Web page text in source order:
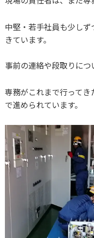
中堅・若手社員も少し
きています。
事前の連絡や段取りにつ
専務がこれまで行って
で進められています。